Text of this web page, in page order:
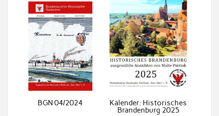
BGN 04/2024
Kalender: Historisches
Brandenburg 2025